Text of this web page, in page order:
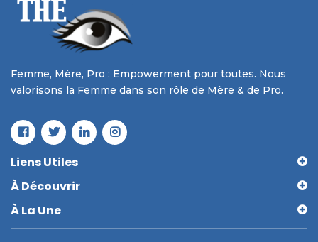
Femme, Mère, Pro : Empowerment pour toutes. Nous
valorisons la Femme dans son rôle de Mère & de Pro.
Liens Utiles
À Découvrir
À La Une